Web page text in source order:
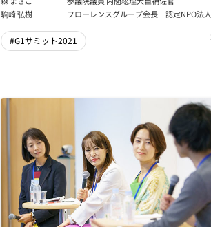
駒崎 弘樹
フローレンスグループ会長 認定NPO法人
#G1サミット2021